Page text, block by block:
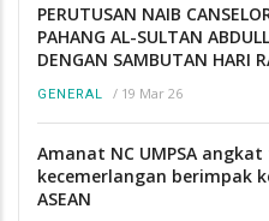
PERUTUSAN NAIB
PAHANG AL-SULTAN
DENGAN SAMBUTAN HARI
GENERAL / 19 Mar 26
Amanat NC UMPSA
kecemerlangan berimpak
ASEAN